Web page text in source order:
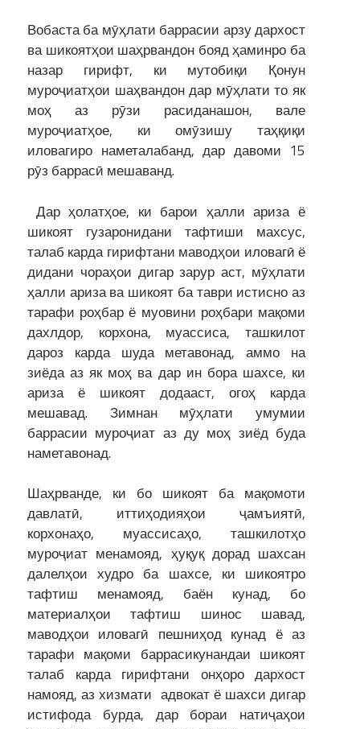
Вобаста ба мӯҳлати баррасии арзу дархост
ва шикоятҳои шаҳрвандон бояд ҳаминро ба
назар гирифт, ки мутобиқи Қонун
муроҷиатҳои шаҳвандон дар мӯҳлати то як
моҳ аз рӯзи расиданашон, вале
муроҷиатҳое, ки омӯзишу таҳқиқи
иловагиро наметалабанд, дар давоми 15
рӯз баррасӣ мешаванд.
Дар ҳолатҳое, ки барои ҳалли ариза ё
шикоят гузаронидани тафтиши махсус,
талаб карда гирифтани маводҳои иловагӣ ё
дидани чораҳои дигар зарур аст, мӯҳлати
ҳалли ариза ва шикоят ба таври истисно аз
тарафи роҳбар ё муовини роҳбари мақоми
дахлдор, корхона, муассиса, ташкилот
дароз карда шуда метавонад, аммо на
зиёда аз як моҳ ва дар ин бора шахсе, ки
ариза ё шикоят додааст, огоҳ карда
мешавад. Зимнан мӯҳлати умумии
баррасии муроҷиат аз ду моҳ зиёд буда
наметавонад.
Шаҳрванде, ки бо шикоят ба мақомоти
давлатӣ, иттиҳодияҳои ҷамъиятӣ,
корхонаҳо, муассисаҳо, ташкилотҳо
муроҷиат менамояд, ҳуқуқ дорад шахсан
далелҳои худро ба шахсе, ки шикоятро
тафтиш менамояд, баён кунад, бо
материалҳои тафтиш шинос шавад,
маводҳои иловагӣ пешниҳод кунад ё аз
тарафи мақоми баррасикунандаи шикоят
талаб карда гирифтани онҳоро дархост
намояд, аз хизмати адвокат ё шахси дигар
истифода бурда, дар бораи натиҷаҳои